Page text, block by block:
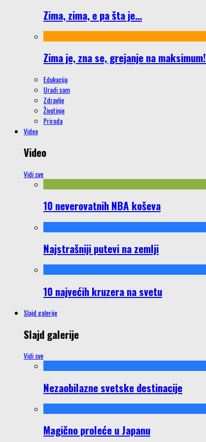
Zima, zima, e pa šta je…
Zima je, zna se, grejanje na maksimum!
Edukacija
Uradi sam
Zdravlje
Životinje
Priroda
Video
Video
Vidi sve
10 neverovatnih NBA koševa
Najstrašniji putevi na zemlji
10 najvećih kruzera na svetu
Slajd galerije
Slajd galerije
Vidi sve
Nezaobilazne svetske destinacije
Magično proleće u Japanu